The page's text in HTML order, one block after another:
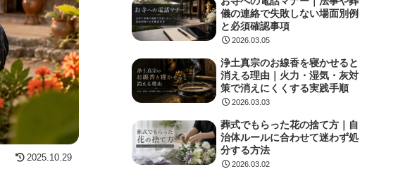
2025.10.29
儀の連絡で失敗しない場面別例
と必須確認事項
2026.03.05
浄土真宗のお線香を寝かせると
消える理由｜火力・湿気・灰対
策で消えにくくする実践手順
2026.03.03
葬式でもらった花の捨て方｜自
治体ルールに合わせて迷わず処
分する方法
2026.03.02